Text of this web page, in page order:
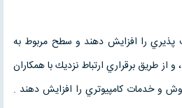
پذيري را افزايش دهند و سطح مربوط به
طريق برقراري ارتباط نزديك با همكاران
و خدمات كامپيوتري را افزايش دهند .